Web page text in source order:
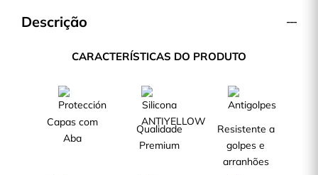
Descrição
CARACTERÍSTICAS DO PRODUTO
Capas com
Aba
Qualidade
Premium
Resistente a
golpes e
arranhões